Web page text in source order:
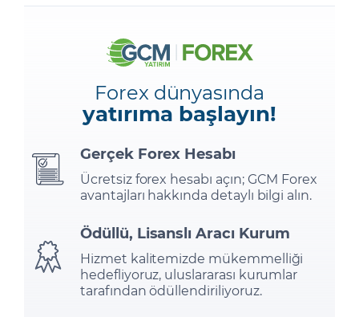
Forex dünyasında
yatırıma başlayın!
Gerçek Forex Hesabı
Ücretsiz forex hesabı açın; GCM Forex
avantajları hakkında detaylı bilgi alın.
Ödüllü, Lisanslı Aracı Kurum
Hizmet kalitemizde mükemmelliği
hedefliyoruz, uluslararası kurumlar
tarafından ödüllendiriliyoruz.